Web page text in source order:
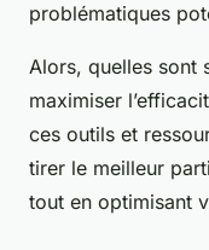
problématiques
Alors, quelles sont
maximiser
ces outils et
tirer le meilleur
tout en optimisant